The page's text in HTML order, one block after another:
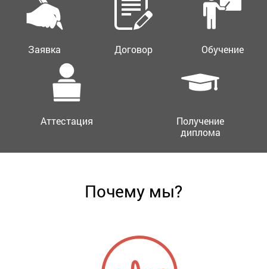
Заявка Договор Обучение
Аттестация
Получение
диплома
Почему мы?